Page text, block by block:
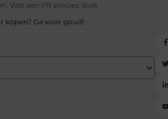
Wat een PR precies doet
kopen? Ga voor goud!